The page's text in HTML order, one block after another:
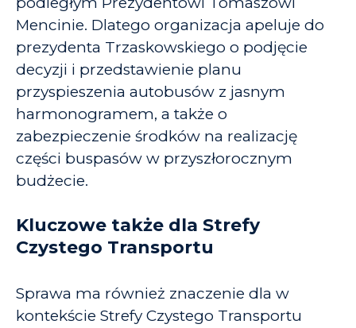
Mencinie. Dlatego organizacja apeluje do
prezydenta Trzaskowskiego o podjęcie
decyzji i przedstawienie planu
przyspieszenia autobusów z jasnym
harmonogramem, a także o
zabezpieczenie środków na realizację
części buspasów w przyszłorocznym
budżecie.
Kluczowe także dla Strefy
Czystego Transportu
Sprawa ma również znaczenie dla w
kontekście Strefy Czystego Transportu